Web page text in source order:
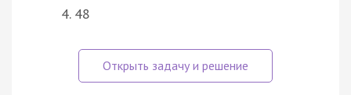
48